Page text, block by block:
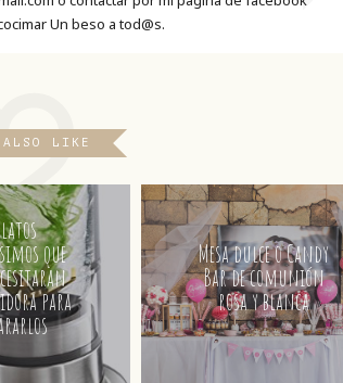
Un beso a tod@s.
ALSO LIKE
que
para
Mesa dulce o Candy
Bar de comunión
rosa y blanca